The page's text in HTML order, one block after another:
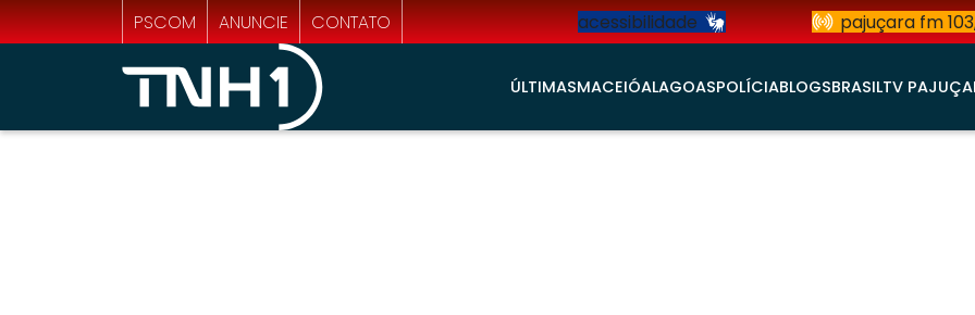
PSCOM ANUNCIE CONTATO acessibilidade pajuçara fm
ÚLTIMASMACEIÓALAGOASPOLÍCIABLOGSBRASILTV